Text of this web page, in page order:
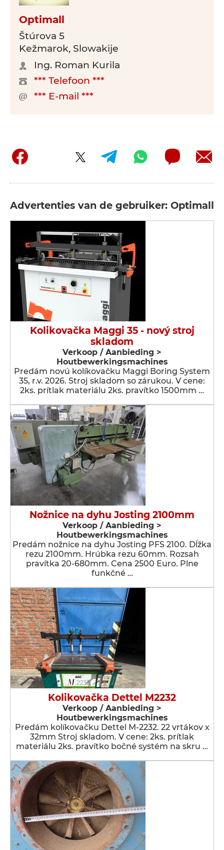
Optimall
Štúrova 5
Kežmarok, Slowakije
Ing. Roman Kurila
*** Telefoon ***
*** E-mail ***
Advertenties van de gebruiker: Optimall
Kolikovačka Maggi 35 - nový stroj
skladom
Verkoop / Aanbieding >
Houtbewerkingsmachines
Predám novú kolíkovačku Maggi Boring System
35, r.v. 2026. Stroj skladom so zárukou. V cene:
2ks. prítlak materiálu 2ks. pravítko 1500mm …
Nožnice na dyhu Josting 2100mm
Verkoop / Aanbieding >
Houtbewerkingsmachines
Predám nožnice na dyhu Josting PFS 2100. Dĺžka
rezu 2100mm. Hrúbka rezu 60mm. Rozsah
pravítka 20-680mm. Cena 2500 Euro. Plne
funkčné …
Kolikovačka Dettel M2232
Verkoop / Aanbieding >
Houtbewerkingsmachines
Predám kolíkovačku Dettel M-2232. 22 vrtákov x
32mm Stroj skladom. V cene: 2ks. prítlak
materiálu 2ks. pravítko bočné systém na skru …